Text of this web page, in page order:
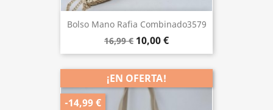
Bolso Mano Rafia Combinado3579
16,99 € 10,00 €
¡EN OFERTA!
-14,99 €